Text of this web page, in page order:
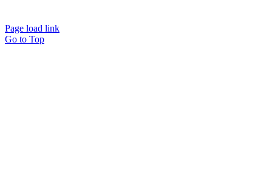
Page load link
Go to Top